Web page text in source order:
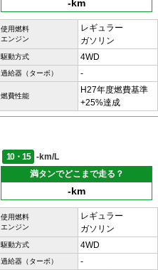
-km
使用燃料
エンジン
レギュラー
ガソリン
駆動方式 4WD
過給器（ターボ） -
燃費性能
H27年度燃費基準
+25%達成
10・15
-km/L
満タンでどこまで走る？
-km
使用燃料
エンジン
レギュラー
ガソリン
駆動方式 4WD
過給器（ターボ） -